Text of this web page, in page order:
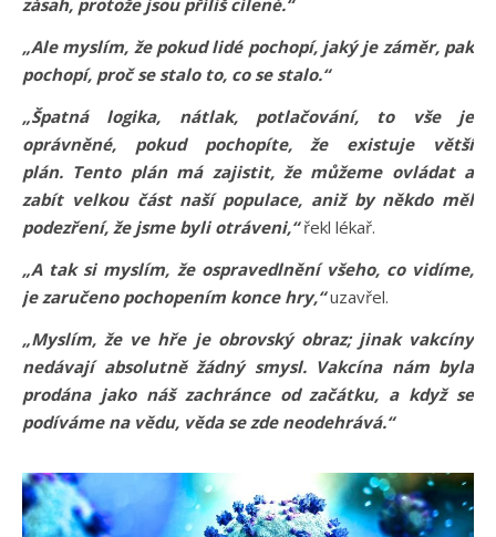
„Ale myslím, že pokud lidé pochopí, jaký je záměr, pak
pochopí, proč se stalo to, co se stalo.“
„Špatná logika, nátlak, potlačování, to vše je
oprávněné, pokud pochopíte, že existuje větší
plán. Tento plán má zajistit, že můžeme ovládat a
zabít velkou část naší populace, aniž by někdo měl
podezření, že jsme byli otráveni,“řekl lékař.
„A tak si myslím, že ospravedlnění všeho, co vidíme,
je zaručeno pochopením konce hry,“uzavřel.
„Myslím, že ve hře je obrovský obraz; jinak vakcíny
nedávají absolutně žádný smysl. Vakcína nám byla
prodána jako náš zachránce od začátku, a když se
podíváme na vědu, věda se zde neodehrává.“